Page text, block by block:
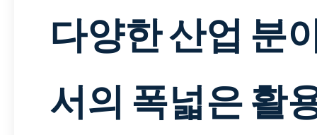
다양한 산업 분
서의 폭넓은 활